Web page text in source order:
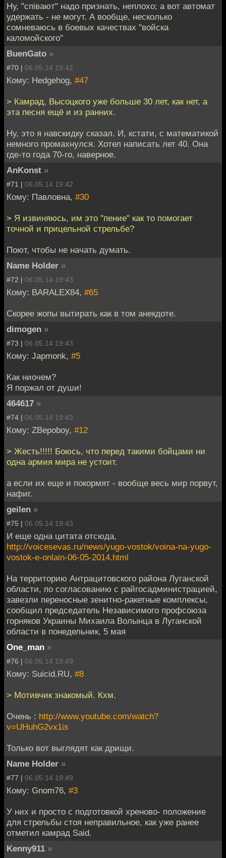
Ну, "спiвают" надо признать, неплохо; а вот автомат
удержать - не могут. А вообще, несколько
сомневаюсь в боевых качествах "войска
каломойского"
BuenGato »
#70 | 06.05.14 19:42
Кому: Hedgehog, #47
> Камрад, Высоцкого уже больше 30 лет, как нет, а
эта песня ещё и из ранних.
Ну, это я навскидку сказал. И, кстати, с математикой
немного промахнулся. Хотел написать лет 40. Она
где-то года 70-го, наверное.
AnKonst »
#71 | 06.05.14 19:42
Кому: Павловна, #30
> Я извиняюсь, им это "пение" как то помогает
точной и прицельной стрельбе?
Поют, чтобы не начать думать.
Name Holder »
#72 | 06.05.14 19:43
Кому: BARALEX84, #65
Скорее жопы вытирать как в том анекдоте.
dimogen »
#73 | 06.05.14 19:43
Кому: Japmonk, #5
Как ниочем?
Я поржал от души!
464617 »
#74 | 06.05.14 19:43
Кому: ZBepoboy, #12
> Жесть!!!!! Боюсь, что перед такими бойцами ни
одна армия мира не устоит.
а если их еще и покормят - вообще весь мир порвут,
нафиг.
geilen »
#75 | 06.05.14 19:43
И еще одна цитата отсюда,
http://voicesevas.ru/news/yugo-vostok/voina-na-yugo-
vostok-e-onlain-06-05-2014.html
На территорию Антрацитовского района Луганской
области, по согласованию с райгосадминистрацией,
завезли переносные зенитно-ракетные комплексы,
сообщил председатель Независимого профсоюза
горняков Украины Михаила Волынца в Луганской
области в понедельник, 5 мая
One_man »
#76 | 06.05.14 19:49
Кому: Suicid.RU, #8
> Мотивчик знакомый. Кхм.
Очень : http://www.youtube.com/watch?
v=UHuhG2vx1is
Только вот выглядят как дрищи.
Name Holder »
#77 | 06.05.14 19:49
Кому: Gnom76, #3
У них и просто с подготовкой хреново- положение
для стрельбы стоя неправильное, как уже ранее
отметил камрад Said.
Kenny911 »